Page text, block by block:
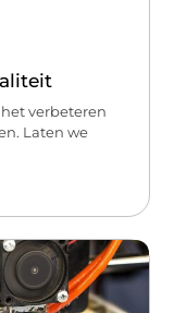
verbeteren
Laten we